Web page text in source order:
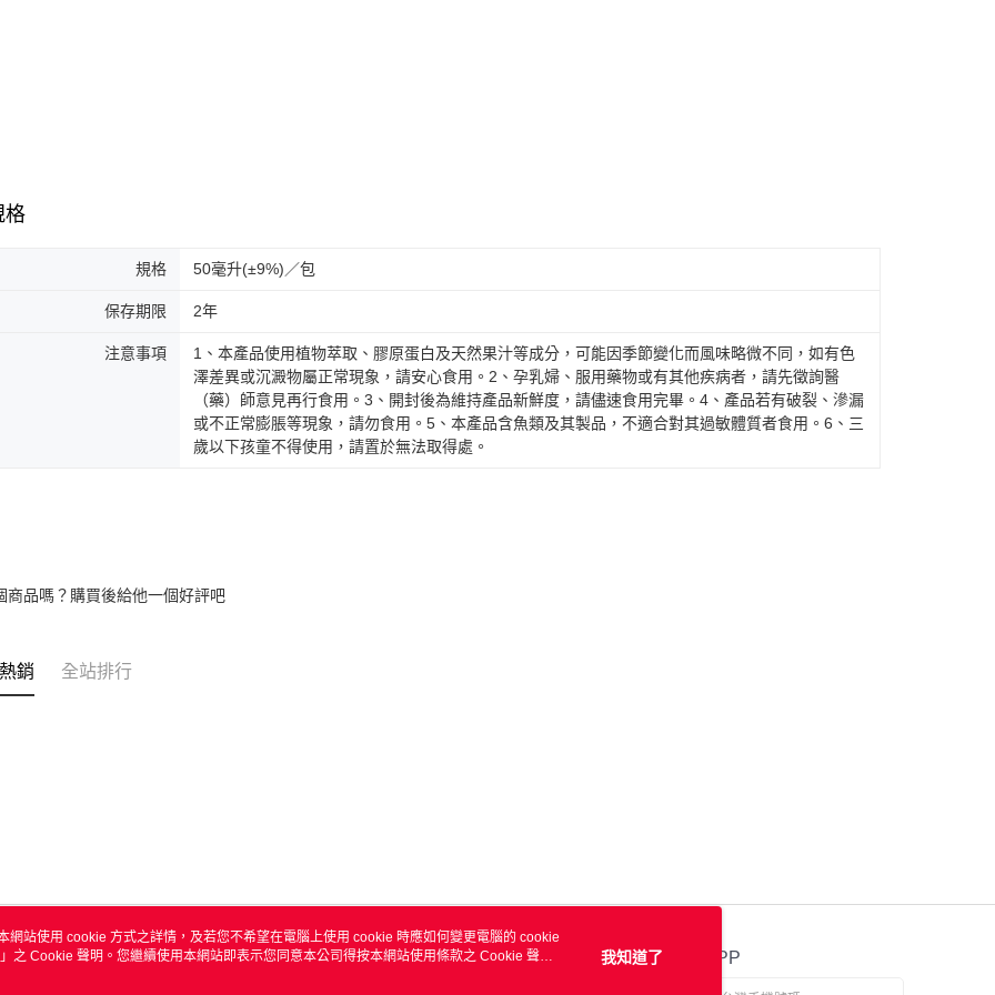
格
規格 50毫升(±9%)／包
保存期限 2年
注意事項
1、本產品使用植物萃取、膠原蛋白及天然果汁等成分，可能因季節變化而風味略微不同，如有色
澤差異或沉澱物屬正常現象，請安心食用。2、孕乳婦、服用藥物或有其他疾病者，請先徵詢醫
（藥）師意見再行食用。3、開封後為維持產品新鮮度，請儘速食用完畢。4、產品若有破裂、滲漏
或不正常膨脹等現象，請勿食用。5、本產品含魚類及其製品，不適合對其過敏體質者食用。6、三
歲以下孩童不得使用，請置於無法取得處。
商品嗎？購買後給他一個好評吧
銷 全站排行
關於我們 客服資訊 官方APP
網站使用 cookie 方式之詳情，及若您不希望在電腦上使用 cookie 時應如何變更電腦的 cookie
」之 Cookie 聲明。您繼續使用本網站即表示您同意本公司得按本網站使用條款之 Cookie 聲明
我知道了